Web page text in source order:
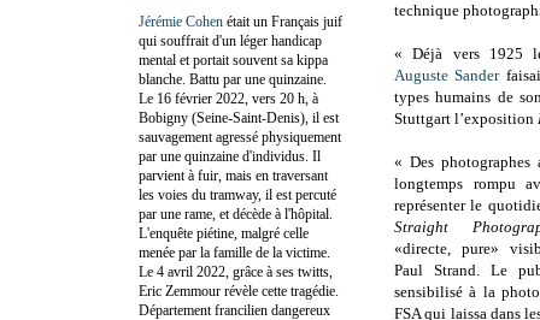
technique
« Déjà vers 1925
Auguste Sander
types humains de
Stuttgart l’exposition
« Des photographes
longtemps rompu
représenter le
Straight
«directe, pure»
Paul Strand. Le
sensibilisé à la
FSA qui laissa dans
Jérémie Cohen était un Français juif
qui souffrait d'un léger handicap
mental et portait souvent sa kippa
blanche. Battu par une quinzaine.
Le 16 février 2022, vers 20 h, à
Bobigny (Seine-Saint-Denis), il est
sauvagement agressé physiquement
par une quinzaine d'individus. Il
parvient à fuir, mais en traversant
les voies du tramway, il est percuté
par une rame, et décède à l'hôpital.
L'enquête piétine, malgré celle
menée par la famille de la victime.
Le 4 avril 2022, grâce à ses twitts,
Eric Zemmour révèle cette tragédie.
Département francilien dangereux